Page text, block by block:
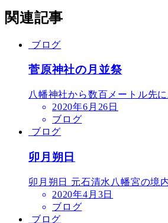
関連記事
ブログ
菅原神社の月並祭
八幡神社から数百メートル先
2020年6月26日
ブログ
ブログ
卯月朔日
卯月朔日 元石清水八幡宮の境
2020年4月3日
ブログ
ブログ